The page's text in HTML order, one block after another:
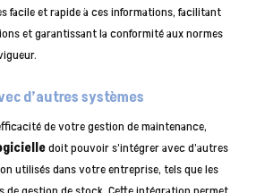
facile et rapide à ces informations, facilitant
et garantissant la conformité aux normes
d’autres systèmes
de votre gestion de maintenance,
doit pouvoir s’intégrer avec d’autres
utilisés dans votre entreprise, tels que les